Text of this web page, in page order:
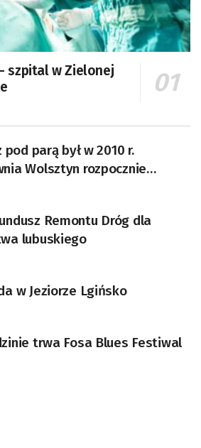
szpital w Zielonej
parą był w 2010 r.
Wolsztyn rozpocznie
Tr5-65
Remontu Dróg dla
lubuskiego
w Jeziorze Lgińsko
trwa Fosa Blues Festiwal